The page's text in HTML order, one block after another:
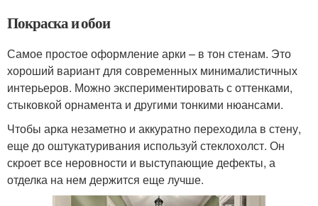
Покраска и обои
Самое простое оформление арки – в тон стенам. Это
хороший вариант для современных минималистичных
интерьеров. Можно экспериментировать с оттенками,
стыковкой орнамента и другими тонкими нюансами.
Чтобы арка незаметно и аккуратно переходила в стену,
еще до оштукатуривания используй стеклохолст. Он
скроет все неровности и выступающие дефекты, а
отделка на нем держится еще лучше.